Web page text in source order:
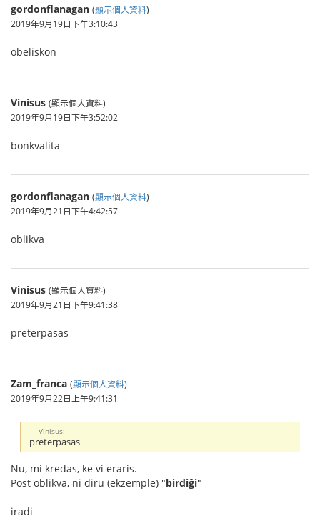
gordonflanagan (顯示個人資料)
2019年9月19日下午3:10:43
obeliskon
Vinisus (顯示個人資料)
2019年9月19日下午3:52:02
bonkvalita
gordonflanagan (顯示個人資料)
2019年9月21日下午4:42:57
oblikva
Vinisus (顯示個人資料)
2019年9月21日下午9:41:38
preterpasas
Zam_franca (顯示個人資料)
2019年9月22日上午9:41:31
Vinisus:
preterpasas
Nu, mi kredas, ke vi eraris.
Post oblikva, ni diru (ekzemple) "birdiĝi"
iradi